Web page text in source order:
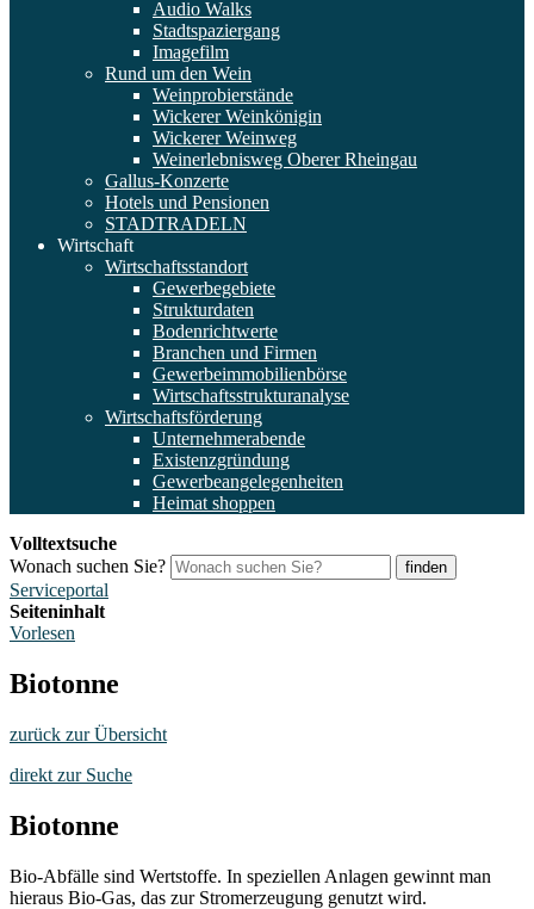
Audio Walks
Stadtspaziergang
Imagefilm
Rund um den Wein
Weinprobierstände
Wickerer Weinkönigin
Wickerer Weinweg
Weinerlebnisweg Oberer Rheingau
Gallus-Konzerte
Hotels und Pensionen
STADTRADELN
Wirtschaft
Wirtschaftsstandort
Gewerbegebiete
Strukturdaten
Bodenrichtwerte
Branchen und Firmen
Gewerbeimmobilienbörse
Wirtschaftsstrukturanalyse
Wirtschaftsförderung
Unternehmerabende
Existenzgründung
Gewerbeangelegenheiten
Heimat shoppen
Volltextsuche
Wonach suchen Sie?
finden
Serviceportal
Seiteninhalt
Vorlesen
Biotonne
zurück zur Übersicht
direkt zur Suche
Biotonne
Bio-Abfälle sind Wertstoffe. In speziellen Anlagen gewinnt man
hieraus Bio-Gas, das zur Stromerzeugung genutzt wird.